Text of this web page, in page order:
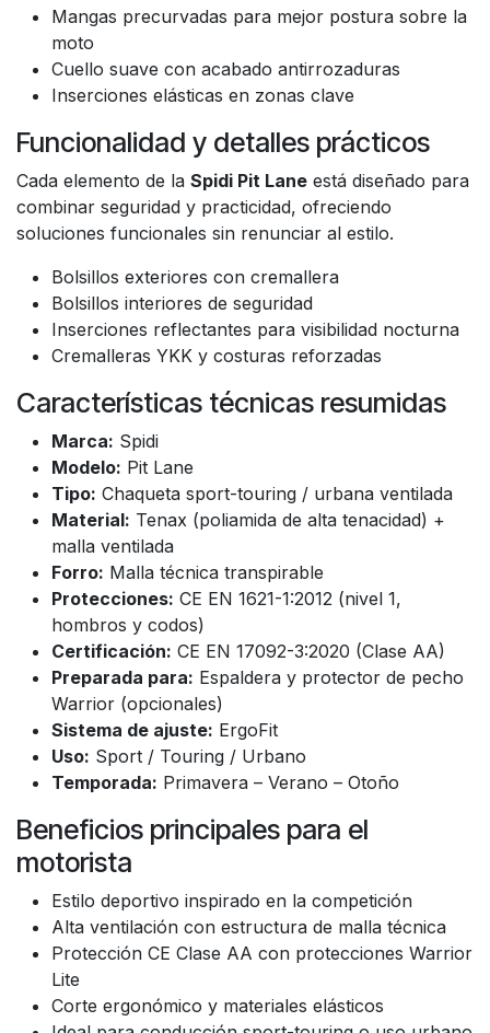
Mangas precurvadas para mejor postura sobre la
moto
Cuello suave con acabado antirrozaduras
Inserciones elásticas en zonas clave
Funcionalidad y detalles prácticos
Cada elemento de la Spidi Pit Lane está diseñado para
combinar seguridad y practicidad, ofreciendo
soluciones funcionales sin renunciar al estilo.
Bolsillos exteriores con cremallera
Bolsillos interiores de seguridad
Inserciones reflectantes para visibilidad nocturna
Cremalleras YKK y costuras reforzadas
Características técnicas resumidas
Marca: Spidi
Modelo: Pit Lane
Tipo: Chaqueta sport-touring / urbana ventilada
Material: Tenax (poliamida de alta tenacidad) +
malla ventilada
Forro: Malla técnica transpirable
Protecciones: CE EN 1621-1:2012 (nivel 1,
hombros y codos)
Certificación: CE EN 17092-3:2020 (Clase AA)
Preparada para: Espaldera y protector de pecho
Warrior (opcionales)
Sistema de ajuste: ErgoFit
Uso: Sport / Touring / Urbano
Temporada: Primavera – Verano – Otoño
Beneficios principales para el
motorista
Estilo deportivo inspirado en la competición
Alta ventilación con estructura de malla técnica
Protección CE Clase AA con protecciones Warrior
Lite
Corte ergonómico y materiales elásticos